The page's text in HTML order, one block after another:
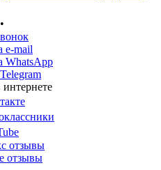
•
e-mail
WhatsApp
интернете
отзывы
отзывы